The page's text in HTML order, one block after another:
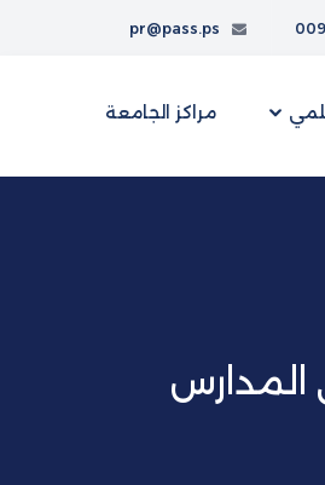
pr@pass.ps
مراكز الجامعة
المدارس